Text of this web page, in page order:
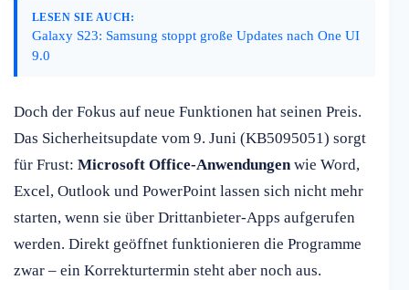
LESEN SIE AUCH:
Galaxy S23: Samsung stoppt große Updates nach One UI
9.0
Doch der Fokus auf neue Funktionen hat seinen Preis.
Das Sicherheitsupdate vom 9. Juni (KB5095051) sorgt
für Frust: Microsoft Office-Anwendungenwie Word,
Excel, Outlook und PowerPoint lassen sich nicht mehr
starten, wenn sie über Drittanbieter-Apps aufgerufen
werden. Direkt geöffnet funktionieren die Programme
zwar – ein Korrekturtermin steht aber noch aus.